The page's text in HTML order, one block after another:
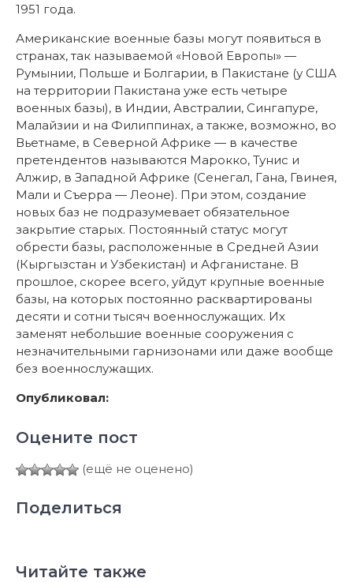
1951 года.
Американские военные базы могут появиться в
странах, так называемой «Новой Европы» —
Румынии, Польше и Болгарии, в Пакистане (у США
на территории Пакистана уже есть четыре
военных базы), в Индии, Австралии, Сингапуре,
Малайзии и на Филиппинах, а также, возможно, во
Вьетнаме, в Северной Африке — в качестве
претендентов называются Марокко, Тунис и
Алжир, в Западной Африке (Сенегал, Гана, Гвинея,
Мали и Съерра — Леоне). При этом, создание
новых баз не подразумевает обязательное
закрытие старых. Постоянный статус могут
обрести базы, расположенные в Средней Азии
(Кыргызстан и Узбекистан) и Афганистане. В
прошлое, скорее всего, уйдут крупные военные
базы, на которых постоянно расквартированы
десяти и сотни тысяч военнослужащих. Их
заменят небольшие военные сооружения с
незначительными гарнизонами или даже вообще
без военнослужащих.
Опубликовал:
Оцените пост
(ещё не оценено)
Поделиться
Читайте также